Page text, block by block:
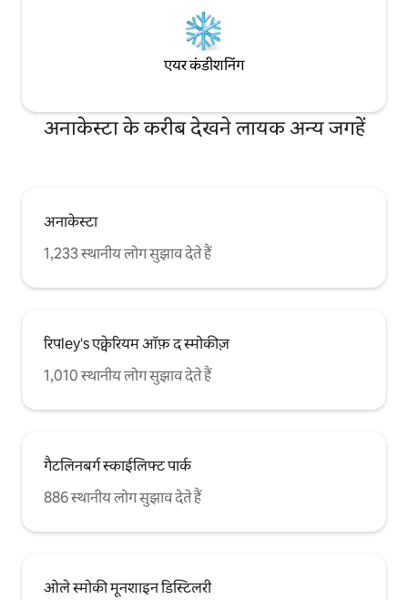
एयर कंडीशनिंग
अनाकेस्टा के करीब देखने लायक अन्य जगहें
अनाकेस्टा
1,233 स्थानीय लोग सुझाव देते हैं
रिपley's एक्वेरियम ऑफ़ द स्मोकीज़
1,010 स्थानीय लोग सुझाव देते हैं
गैटलिनबर्ग स्काईलिफ्ट पार्क
886 स्थानीय लोग सुझाव देते हैं
ओले स्मोकी मूनशाइन डिस्टिलरी